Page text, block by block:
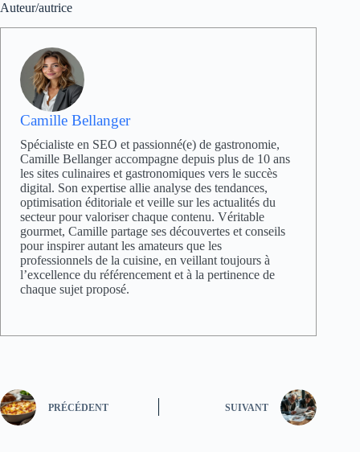
Auteur/autrice
Camille Bellanger
Spécialiste en SEO et passionné(e) de gastronomie,
Camille Bellanger accompagne depuis plus de 10 ans
les sites culinaires et gastronomiques vers le succès
digital. Son expertise allie analyse des tendances,
optimisation éditoriale et veille sur les actualités du
secteur pour valoriser chaque contenu. Véritable
gourmet, Camille partage ses découvertes et conseils
pour inspirer autant les amateurs que les
professionnels de la cuisine, en veillant toujours à
l’excellence du référencement et à la pertinence de
chaque sujet proposé.
PRÉCÉDENT SUIVANT